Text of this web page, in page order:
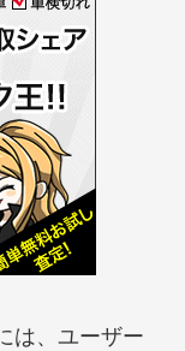
は、ユーザー